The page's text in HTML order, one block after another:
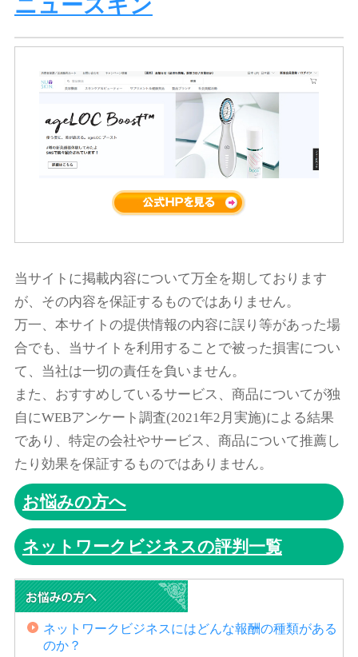
ニュースキン
当サイトに掲載内容について万全を期しております
が、その内容を保証するものではありません。
万一、本サイトの提供情報の内容に誤り等があった場
合でも、当サイトを利用することで被った損害につい
て、当社は一切の責任を負いません。
また、おすすめしているサービス、商品についてが独
自にWEBアンケート調査(2021年2月実施)による結果
であり、特定の会社やサービス、商品について推薦し
たり効果を保証するものではありません。
お悩みの方へ
ネットワークビジネスの評判一覧
ネットワークビジネスにはどんな報酬の種類がある
のか？